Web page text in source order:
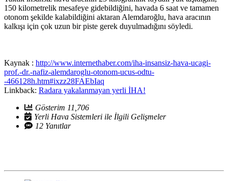
150 kilometrelik mesafeye gidebildiğini, havada 6 saat ve tamamen
otonom şekilde kalabildiğini aktaran Alemdaroğlu, hava aracının
kalkışı için çok uzun bir piste gerek duyulmadığını söyledi.
Kaynak : http://www.internethaber.com/iha-insansiz-hava-ucagi-
prof.-dr.-nafiz-alemdaroglu-otonom-ucus-odtu-
-466128h.htm#ixzz28FAEbIaq
Linkback: Radara yakalanmayan yerli İHA!
Gösterim 11,706
Yerli Hava Sistemleri ile İlgili Gelişmeler
12 Yanıtlar